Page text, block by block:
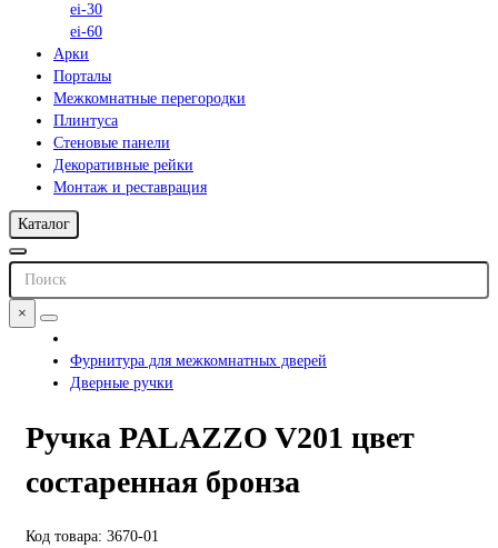
ei-30
ei-60
Арки
Порталы
Межкомнатные перегородки
Плинтуса
Стеновые панели
Декоративные рейки
Монтаж и реставрация
Каталог
×
Фурнитура для межкомнатных дверей
Дверные ручки
Ручка PALAZZO V201 цвет
состаренная бронза
Код товара: 3670-01